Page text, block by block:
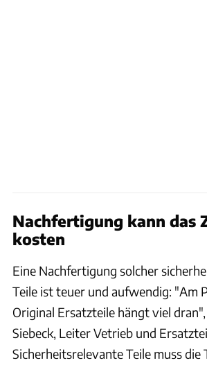
Nachfertigung kann das
kosten
Eine Nachfertigung solcher
Teile ist teuer und aufwendig: "Am
Original Ersatzteile hängt viel
Siebeck, Leiter Vetrieb und
Sicherheitsrelevante Teile muss die